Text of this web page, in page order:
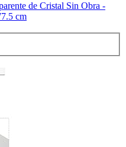
de Cristal Sin Obra -
cm